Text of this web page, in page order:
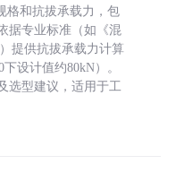
格和抗拔承载力，包
据专业标准（如《混
提供抗拔承载力计算
设计值约80kN）。
选型建议，适用于工